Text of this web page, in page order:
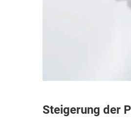
Steigerung der